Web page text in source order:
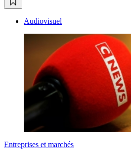
Audiovisuel
Entreprises et marchés